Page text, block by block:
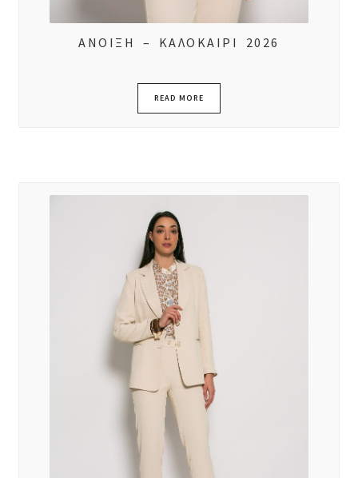
ΑΝΟΙΞΗ – ΚΑΛΟΚΑΙΡΙ 2026
READ MORE